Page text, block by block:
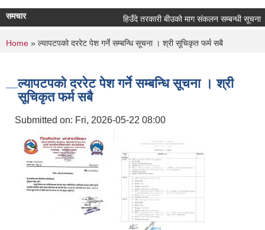
समचार हिउँदे तरकारी बीउको माग संकलन सम्बन्धी सूचना
You are here
Home » ल्यापटपको दररेट पेश गर्ने सम्बन्धि सूचना । श्री सूचिकृत फर्म सबै
ल्यापटपको दररेट पेश गर्ने सम्बन्धि सूचना । श्री
सूचिकृत फर्म सबै
Submitted on: Fri, 2026-05-22 08:00